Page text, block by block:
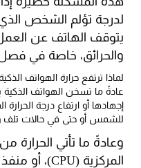
لدرجة تؤلم الشخص
يتوقف الهاتف عن
والحرائق، خاصة في فصل
لماذا ترتفع حرارة الهواتف
عادةً ما تسخن الهواتف الذكية
إجهادها أو ارتفاع درجة
للشمس أو حتى في حالات تلف
وعادةً ما تأتي الحرارة